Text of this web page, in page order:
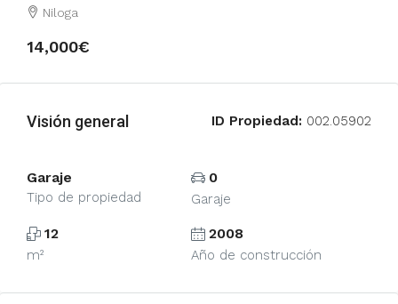
Niloga
14,000€
Visión general ID Propiedad: 002.05902
Garaje
Tipo de propiedad
0
Garaje
12
m²
2008
Año de construcción